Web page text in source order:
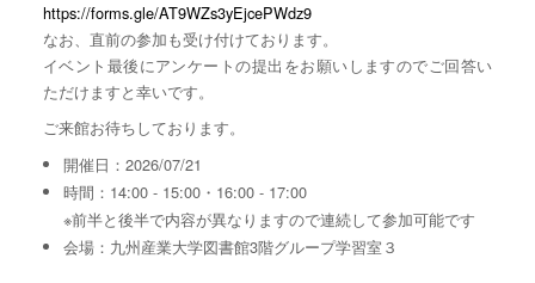
https://forms.gle/AT9WZs3yEjcePWdz9
なお、直前の参加も受け付けております。
イベント最後にアンケートの提出をお願いしますのでご回答い
ただけますと幸いです。
ご来館お待ちしております。
開催日：2026/07/21
時間：14:00 - 15:00・16:00 - 17:00
※前半と後半で内容が異なりますので連続して参加可能です
会場：九州産業大学図書館3階グループ学習室３